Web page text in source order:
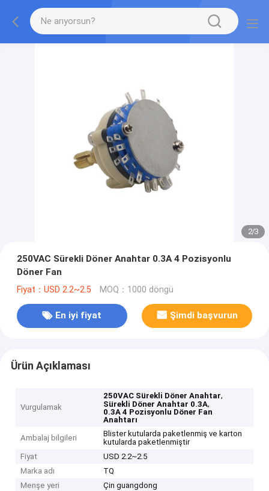
2/3
250VAC Sürekli Döner Anahtar 0.3A 4 Pozisyonlu
Döner Fan
Fiyat：USD 2.2~2.5 MOQ：1000 döngü
En iyi fiyat Şimdi başvurun
Ürün Açıklaması
Vurgulamak
250VAC Sürekli Döner Anahtar,
Sürekli Döner Anahtar 0.3A,
0.3A 4 Pozisyonlu Döner Fan
Anahtarı
Ambalaj bilgileri
Blister kutularda paketlenmiş ve karton
kutularda paketlenmiştir
Fiyat
USD 2.2~2.5
Marka adı
TQ
Menşe yeri
Çin guangdong